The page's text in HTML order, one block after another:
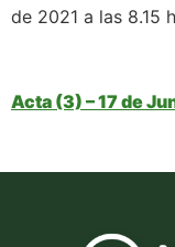
de 2021 a las 8.15
Acta (3) – 17 de